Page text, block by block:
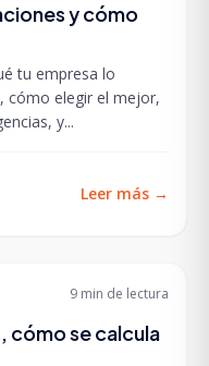
y cómo
tu empresa lo
cómo elegir el mejor,
y...
Leer más →
9 min de lectura
cómo se calcula